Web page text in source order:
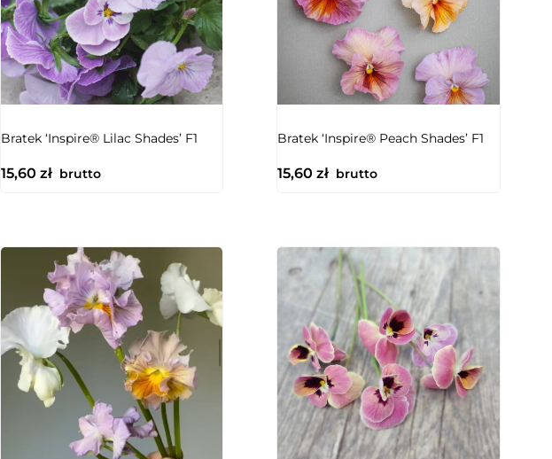
Bratek ‘Inspire® Lilac Shades’ F1
15,60 złbrutto
Bratek ‘Inspire® Peach Shades’ F1
15,60zł brutto